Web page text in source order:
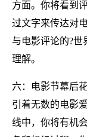
方面。你将看到
过文字来传达对
与电影评论的?世
理解。
六：电影节幕后
引着无数的电影
线中，你将有机